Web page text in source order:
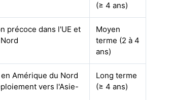
(≥ 4 ans)
précoce dans l'UE et
Moyen
terme (2 à 4
ans)
Amérique du Nord
vers l'Asie-
Long terme
(≥ 4 ans)